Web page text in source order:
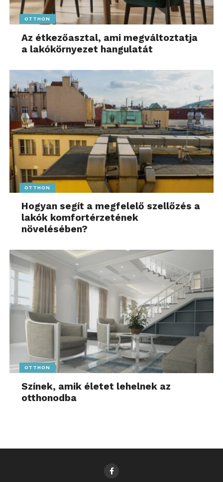
OTTHON
Az étkezőasztal, ami megváltoztatja
a lakókörnyezet hangulatát
OTTHON
Hogyan segít a megfelelő szellőzés a
lakók komfortérzetének
növelésében?
OTTHON
Színek, amik életet lehelnek az
otthonodba